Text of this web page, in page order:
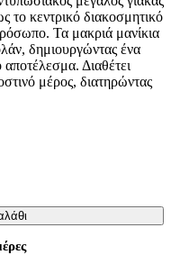
το κεντρικό διακοσμητικό
Τα μακριά μανίκια
δημιουργώντας ένα
Διαθέτει
μέρος, διατηρώντας